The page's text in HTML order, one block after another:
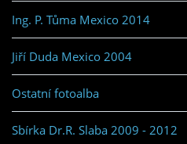
Ing. P. Tůma Mexico 2014
Jiří Duda Mexico 2004
Ostatní fotoalba
Sbírka Dr.R. Slaba 2009 - 2012